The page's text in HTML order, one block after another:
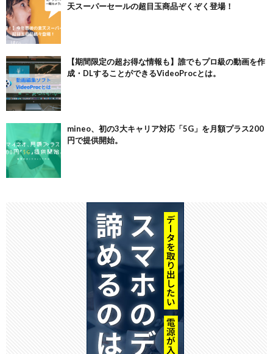
天スーパーセールの超目玉商品ぞくぞく登場！
【期間限定の超お得な情報も】誰でもプロ級の動画を作
成・DLすることができるVideoProcとは。
mineo、初の3大キャリア対応「5G」を月額プラス200
円で提供開始。